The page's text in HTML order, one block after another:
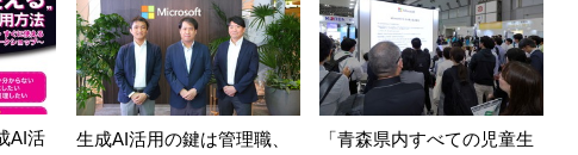
AI活
生成AI活用の鍵は管理職、
「青森県内すべての児童生